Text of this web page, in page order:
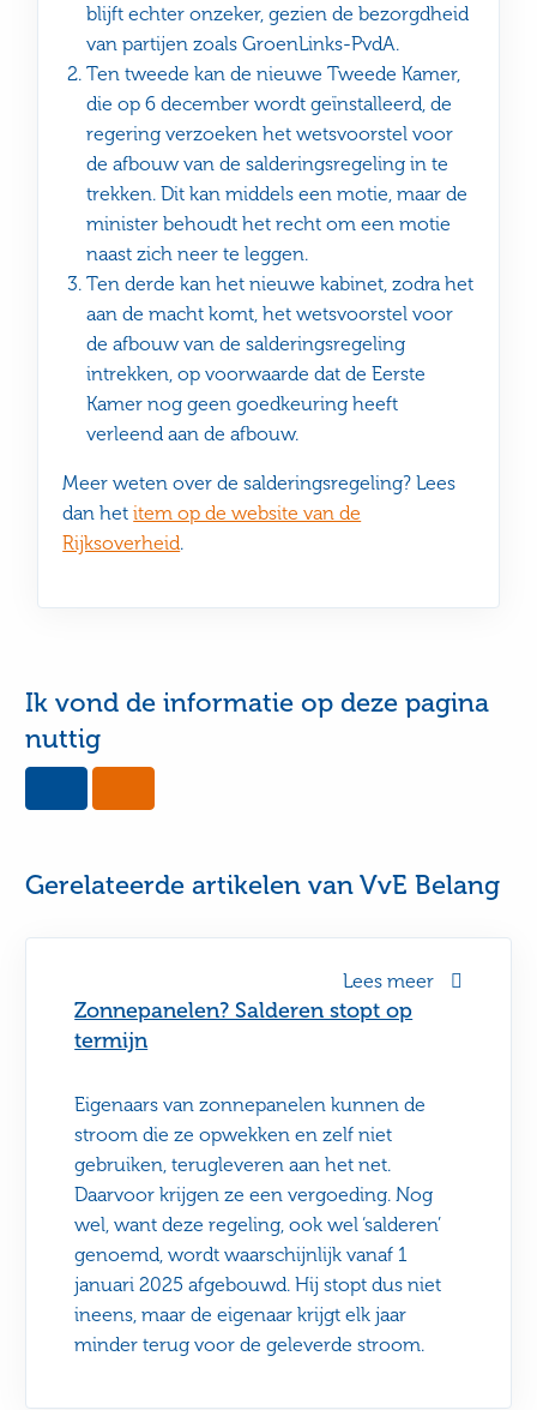
blijft echter onzeker, gezien de bezorgdheid
van partijen zoals GroenLinks-PvdA.
Ten tweede kan de nieuwe Tweede Kamer,
die op 6 december wordt geïnstalleerd, de
regering verzoeken het wetsvoorstel voor
de afbouw van de salderingsregeling in te
trekken. Dit kan middels een motie, maar de
minister behoudt het recht om een motie
naast zich neer te leggen.
Ten derde kan het nieuwe kabinet, zodra het
aan de macht komt, het wetsvoorstel voor
de afbouw van de salderingsregeling
intrekken, op voorwaarde dat de Eerste
Kamer nog geen goedkeuring heeft
verleend aan de afbouw.
Meer weten over de salderingsregeling? Lees
dan hetitem op de website van de
Rijksoverheid.
Ik vond de informatie op deze pagina
nuttig
this
this
useful
Gerelateerde artikelen van VvE Belang
Zonnepanelen? Salderen stopt op
termijn
Eigenaars van zonnepanelen kunnen de
stroom die ze opwekken en zelf niet
gebruiken, terugleveren aan het net.
Daarvoor krijgen ze een vergoeding. Nog
wel, want deze regeling, ook wel ‘salderen’
genoemd, wordt waarschijnlijk vanaf 1
januari 2025 afgebouwd. Hij stopt dus niet
ineens, maar de eigenaar krijgt elk jaar
minder terug voor de geleverde stroom.
Lees meer